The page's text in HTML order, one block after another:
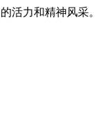
活力和精神风采。